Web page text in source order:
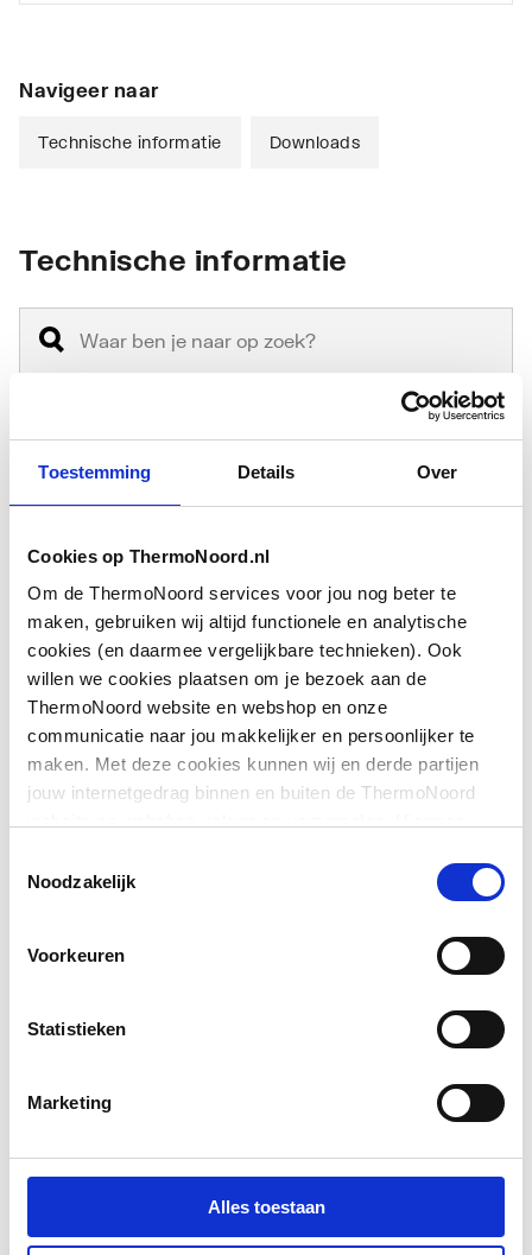
Toestemming Details Over
Cookies op ThermoNoord.nl
Om de ThermoNoord services voor jou nog beter te
maken, gebruiken wij altijd functionele en analytische
cookies (en daarmee vergelijkbare technieken). Ook
willen we cookies plaatsen om je bezoek aan de
ThermoNoord website en webshop en onze
communicatie naar jou makkelijker en persoonlijker te
maken. Met deze cookies kunnen wij en derde partijen
jouw internetgedrag binnen en buiten de ThermoNoord
communicatie aan jouw interesses aan. We slaan je
Noodzakelijk
Voorkeuren
Statistieken
Marketing
Alles toestaan
Navigeer naar
Technische informatie Downloads
Technische informatie
Model Overig
toebehoren/onderdelen
Downloads
Bouwtekeningimage/png,41 KB